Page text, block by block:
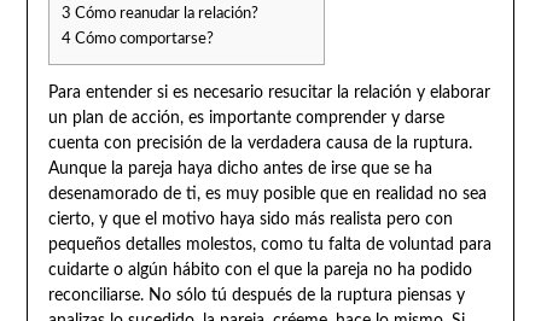
3 Cómo reanudar la relación?
4Cómo comportarse?
Para entender si es necesario resucitar la relación y elaborar
un plan de acción, es importante comprender y darse
cuenta con precisión de la verdadera causa de la ruptura.
Aunque la pareja haya dicho antes de irse que se ha
desenamorado de ti, es muy posible que en realidad no sea
cierto, y que el motivo haya sido más realista pero con
pequeños detalles molestos, como tu falta de voluntad para
cuidarte o algún hábito con el que la pareja no ha podido
reconciliarse. No sólo tú después de la ruptura piensas y